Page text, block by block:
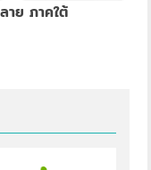
าย ภาคใต้